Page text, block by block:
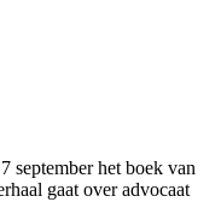
september het boek van
gaat over advocaat